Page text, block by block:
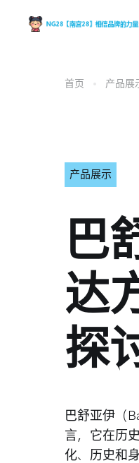
首页 产品展
产品展示
巴
达
探
巴舒亚伊（
言，它在历
化、历史和